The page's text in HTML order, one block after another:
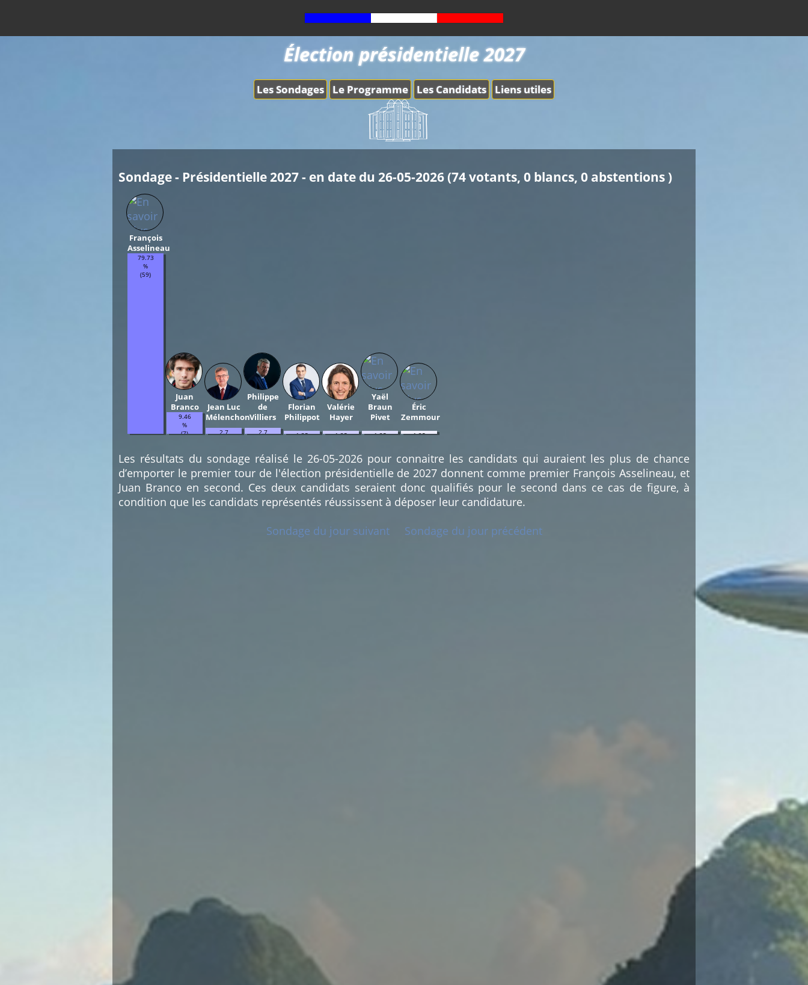
Les Sondages Le Programme Les Candidats Liens utiles
Élection présidentielle 2027
Sondage - Présidentielle 2027 - en date du 26-05-2026 (74 votants, 0 blancs, 0 abstentions )
François
Asselineau
79.73
%
(59)
Juan
Branco
9.46
%
(7)
Jean Luc
Mélenchon
2.7
Philippe
de
Villiers
2.7
Florian
Philippot
1.35
Valérie
Hayer
1.35
Yaël
Braun
Pivet
1.35
Éric
Zemmour
1.35
Les résultats du sondage réalisé le 26-05-2026 pour connaitre les candidats qui auraient les plus de chance
d’emporter le premier tour de l'élection présidentielle de 2027 donnent comme premier François Asselineau, et
Juan Branco en second. Ces deux candidats seraient donc qualifiés pour le second dans ce cas de figure, à
condition que les candidats représentés réussissent à déposer leur candidature.
Sondage du jour suivant
Sondage du jour précédent